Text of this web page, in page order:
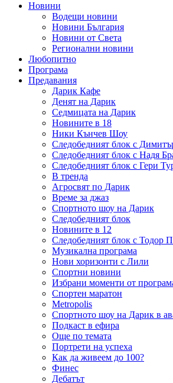
Новини
Водещи новини
Новини България
Новини от Света
Регионални новини
Любопитно
Програма
Предавания
Дарик Кафе
Денят на Дарик
Седмицата на Дарик
Новините в 18
Ники Кънчев Шоу
Следобедният блок с
Следобедният блок с Надя
Следобедният блок с Гери
В тренда
Агросвят по Дарик
Време за джаз
Спортното шоу на Дарик
Следобедният блок
Новините в 12
Следобедният блок с Тодор
Музикална програма
Нови хоризонти с Лили
Спортни новини
Избрани моменти от
Спортен маратон
Metropolis
Спортното шоу на Дарик в
Подкаст в ефира
Още по темата
Портрети на успеха
Как да живеем до 100?
Финес
Дебатът